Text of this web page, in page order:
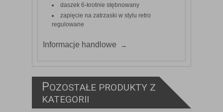
daszek 6-krotnie stębnowany
zapięcie na zatrzaski w stylu retro
regulowane
Informacje handlowe
POZOSTAŁE PRODUKTY Z
KATEGORII